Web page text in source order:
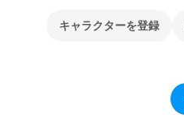
キャラクターを登録